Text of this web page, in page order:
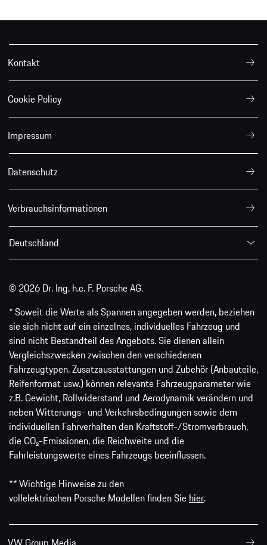
Kontakt
Cookie Policy
Impressum
Datenschutz
Verbrauchsinformationen
Deutschland
© 2026 Dr. Ing. h.c. F. Porsche AG.
* Soweit die Werte als Spannen angegeben werden, beziehen
sie sich nicht auf ein einzelnes, individuelles Fahrzeug und
sind nicht Bestandteil des Angebots. Sie dienen allein
Vergleichszwecken zwischen den verschiedenen
Fahrzeugtypen. Zusatzausstattungen und Zubehör (Anbauteile,
Reifenformat usw.) können relevante Fahrzeugparameter wie
z.B. Gewicht, Rollwiderstand und Aerodynamik verändern und
neben Witterungs- und Verkehrsbedingungen sowie dem
individuellen Fahrverhalten den Kraftstoff-/Stromverbrauch,
die CO₂-Emissionen, die Reichweite und die
Fahrleistungswerte eines Fahrzeugs beeinflussen.
** Wichtige Hinweise zu den
vollelektrischen Porsche Modellen finden Sie hier.